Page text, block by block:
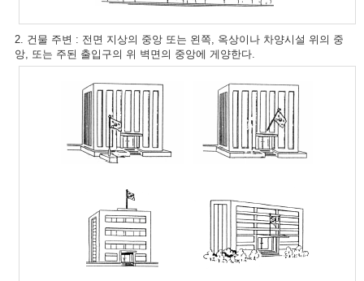
2. 건물 주변 : 전면 지상의 중앙 또는 왼쪽, 옥상이나 차양시설 위의 중
앙, 또는 주된 출입구의 위 벽면의 중앙에 게양한다.